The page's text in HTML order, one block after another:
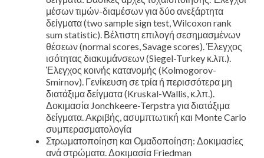
μέσων τιμών-διαμέσων για δύο ανεξάρτητα
δείγματα (two sample sign test, Wilcoxon rank
sum statistic). Βέλτιστη επιλογή σεσημασμένων
θέσεων (normal scores, Savage scores). Έλεγχος
ισότητας διακυμάνσεων (Siegel-Turkey κ.λπ.).
Έλεγχος κοινής κατανομής (Kolmogorov-
Smirnov). Γενίκευση σε τρία ή περισσότερα μη
διατάξιμα δείγματα (Kruskal-Wallis, κ.λπ.).
Δοκιμασία Jonchkeere-Terpstra για διατάξιμα
δείγματα. Ακριβής, ασυμπτωτική και Monte Carlo
συμπερασματολογία
Στρωματοποίηση και Ομαδοποίηση: Δοκιμασίες
ανά στρώματα. Δοκιμασία Friedman